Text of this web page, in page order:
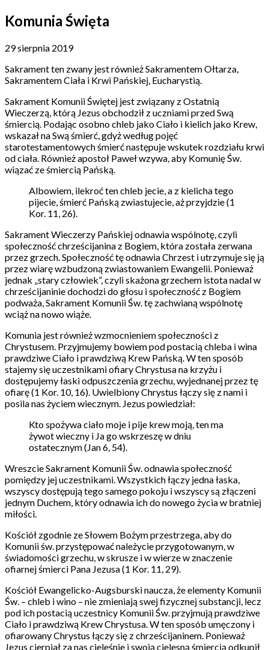
Komunia Święta
29 sierpnia 2019
Sakrament ten zwany jest również Sakramentem Ołtarza,
Sakramentem Ciała i Krwi Pańskiej, Eucharystią.
Sakrament Komunii Świętej jest związany z Ostatnią
Wieczerzą, którą Jezus obchodził z uczniami przed Swą
śmiercią. Podając osobno chleb jako Ciało i kielich jako Krew,
wskazał na Swą śmierć, gdyż według pojęć
starotestamentowych śmierć następuje wskutek rozdziału krwi
od ciała. Również apostoł Paweł wzywa, aby Komunię Św.
wiązać ze śmiercią Pańską.
Albowiem, ilekroć ten chleb jecie, a z kielicha tego
pijecie, śmierć Pańską zwiastujecie, aż przyjdzie (1
Kor. 11, 26).
Sakrament Wieczerzy Pańskiej odnawia wspólnotę, czyli
społeczność chrześcijanina z Bogiem, która została zerwana
przez grzech. Społeczność tę odnawia Chrzest i utrzymuje się ją
przez wiarę wzbudzoną zwiastowaniem Ewangelii. Ponieważ
jednak „stary człowiek”, czyli skażona grzechem istota nadal w
chrześcijaninie dochodzi do głosu i społeczność z Bogiem
podważa, Sakrament Komunii Św. tę zachwianą wspólnotę
wciąż na nowo wiąże.
Komunia jest również wzmocnieniem społeczności z
Chrystusem. Przyjmujemy bowiem pod postacią chleba i wina
prawdziwe Ciało i prawdziwą Krew Pańską. W ten sposób
stajemy się uczestnikami ofiary Chrystusa na krzyżu i
dostępujemy łaski odpuszczenia grzechu, wyjednanej przez tę
ofiarę (1 Kor. 10, 16). Uwielbiony Chrystus łączy się z nami i
posila nas życiem wiecznym. Jezus powiedział:
Kto spożywa ciało moje i pije krew moją, ten ma
żywot wieczny i Ja go wskrzeszę w dniu
ostatecznym (Jan 6, 54).
Wreszcie Sakrament Komunii Św. odnawia społeczność
pomiędzy jej uczestnikami. Wszystkich łączy jedna łaska,
wszyscy dostępują tego samego pokoju i wszyscy są złączeni
jednym Duchem, który odnawia ich do nowego życia w bratniej
miłości.
Kościół zgodnie ze Słowem Bożym przestrzega, aby do
Komunii św. przystępować należycie przygotowanym, w
świadomości grzechu, w skrusze i w wierze w znaczenie
ofiarnej śmierci Pana Jezusa (1 Kor. 11, 29).
Kościół Ewangelicko-Augsburski naucza, że elementy Komunii
Św. – chleb i wino – nie zmieniają swej fizycznej substancji, lecz
pod ich postacią uczestnicy Komunii Św. przyjmują prawdziwe
Ciało i prawdziwą Krew Chrystusa. W ten sposób umęczony i
ofiarowany Chrystus łączy się z chrześcijaninem. Ponieważ
Jezus cierpiał za nas cieleśnie i swoją cielesną śmiercią odkupił